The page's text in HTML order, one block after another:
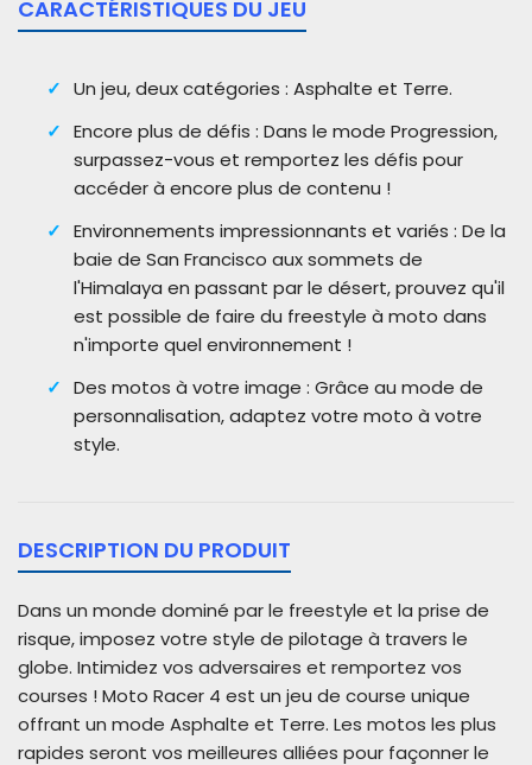
CARACTÉRISTIQUES DU JEU
Un jeu, deux catégories : Asphalte et Terre.
Encore plus de défis : Dans le mode Progression,
surpassez-vous et remportez les défis pour
accéder à encore plus de contenu !
Environnements impressionnants et variés : De la
baie de San Francisco aux sommets de
l'Himalaya en passant par le désert, prouvez qu'il
est possible de faire du freestyle à moto dans
n'importe quel environnement !
Des motos à votre image : Grâce au mode de
personnalisation, adaptez votre moto à votre
style.
DESCRIPTION DU PRODUIT
Dans un monde dominé par le freestyle et la prise de
risque, imposez votre style de pilotage à travers le
globe. Intimidez vos adversaires et remportez vos
courses ! Moto Racer 4 est un jeu de course unique
offrant un mode Asphalte et Terre. Les motos les plus
rapides seront vos meilleures alliées pour façonner le